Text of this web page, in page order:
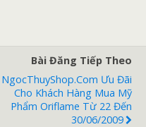
Bài Đăng Tiếp Theo
NgocThuyShop.com Ưu Đãi
Cho Khách Hàng Mua Mỹ
Phẩm Oriflame Từ 22 Đến
30/06/2009